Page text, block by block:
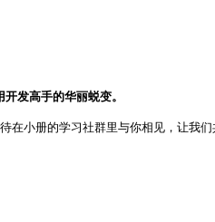
发高手的华丽蜕变。
小册的学习社群里与你相见，让我们